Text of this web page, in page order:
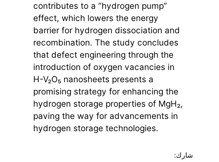
contributes to a “hydrogen pump”
effect, which lowers the energy
barrier for hydrogen dissociation and
recombination. The study concludes
that defect engineering through the
introduction of oxygen vacancies in
H-V₂O₅ nanosheets presents a
promising strategy for enhancing the
hydrogen storage properties of MgH₂,
paving the way for advancements in
hydrogen storage technologies.
شارك: